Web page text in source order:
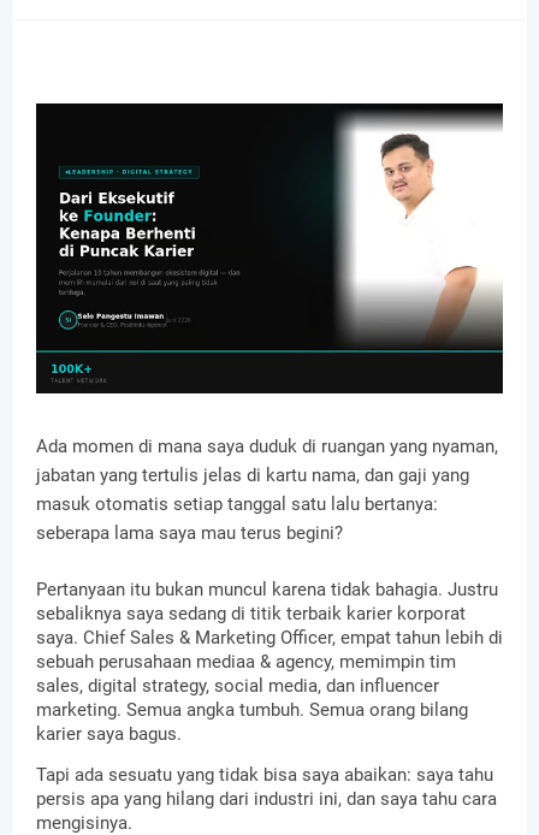
Ada momen di mana saya duduk di ruangan yang nyaman,
jabatan yang tertulis jelas di kartu nama, dan gaji yang
masuk otomatis setiap tanggal satu lalu bertanya:
seberapa lama saya mau terus begini?
Pertanyaan itu bukan muncul karena tidak bahagia. Justru
sebaliknya saya sedang di titik terbaik karier korporat
saya. Chief Sales & Marketing Officer, empat tahun lebih di
sebuah perusahaan mediaa & agency, memimpin tim
sales, digital strategy, social media, dan influencer
marketing. Semua angka tumbuh. Semua orang bilang
karier saya bagus.
Tapi ada sesuatu yang tidak bisa saya abaikan: saya tahu
persis apa yang hilang dari industri ini, dan saya tahu cara
mengisinya.